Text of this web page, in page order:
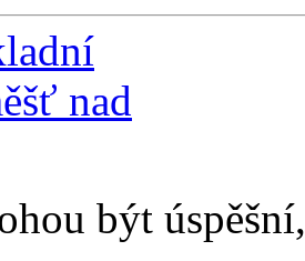
být